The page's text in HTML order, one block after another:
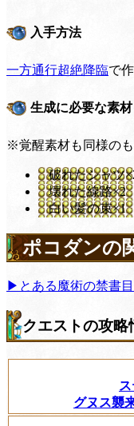
入手方法
一方通行超絶降臨で
生成に必要な素材
※覚醒素材も同様のも
破れたシャツ
壊れた線路×2
白い髪の束×1
ポコダンの
▶とある魔術の禁書
クエストの攻略
グヌス襲